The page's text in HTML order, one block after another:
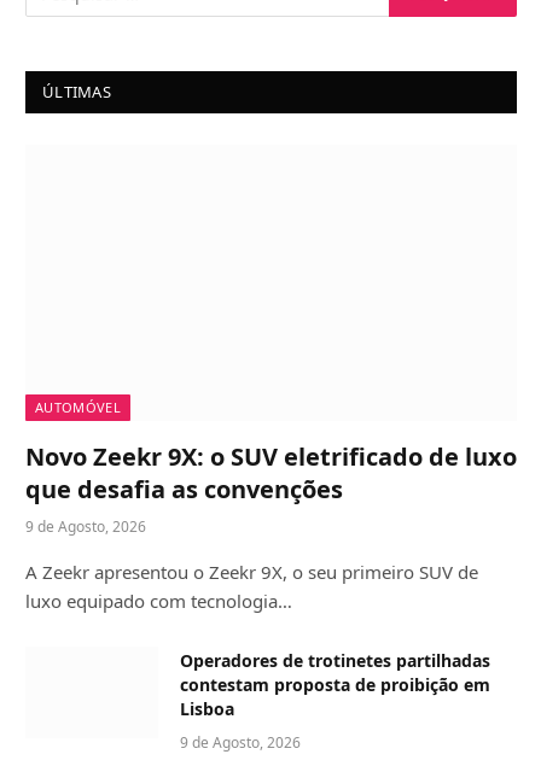
ÚLTIMAS
AUTOMÓVEL
Novo Zeekr 9X: o SUV eletrificado de luxo
que desafia as convenções
9 de Agosto, 2026
A Zeekr apresentou o Zeekr 9X, o seu primeiro SUV de
luxo equipado com tecnologia…
Operadores de trotinetes partilhadas
contestam proposta de proibição em
Lisboa
9 de Agosto, 2026